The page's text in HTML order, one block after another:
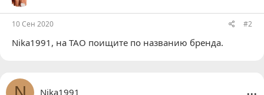
10 Сен 2020 #2
Nika1991 , на ТАО поищите по названию бренда.
Nika1991 ...